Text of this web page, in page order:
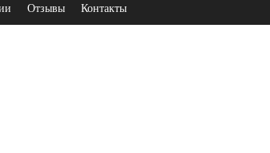
Отзывы Контакты